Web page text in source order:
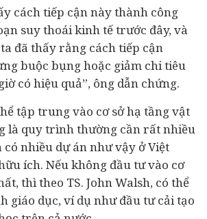
cách tiếp cận này thành công
suy thoái kinh tế trước đây, và
đã thấy rằng cách tiếp cận
buộc bụng hoặc giảm chi tiêu
có hiệu quả”, ông dẫn chứng.
tập trung vào cơ sở hạ tầng vật
là quy trình thường cần rất nhiều
có nhiều dự ánnhư vậy ở Việt
ích. Nếu không đầu tư vào cơ
thì theo TS. John Walsh, có thể
giáo dục, ví dụ như đầu tư cải tạo